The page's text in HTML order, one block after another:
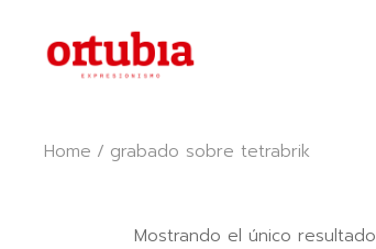
content
Home grabado sobre tetrabrik
Mostrando el único resultado